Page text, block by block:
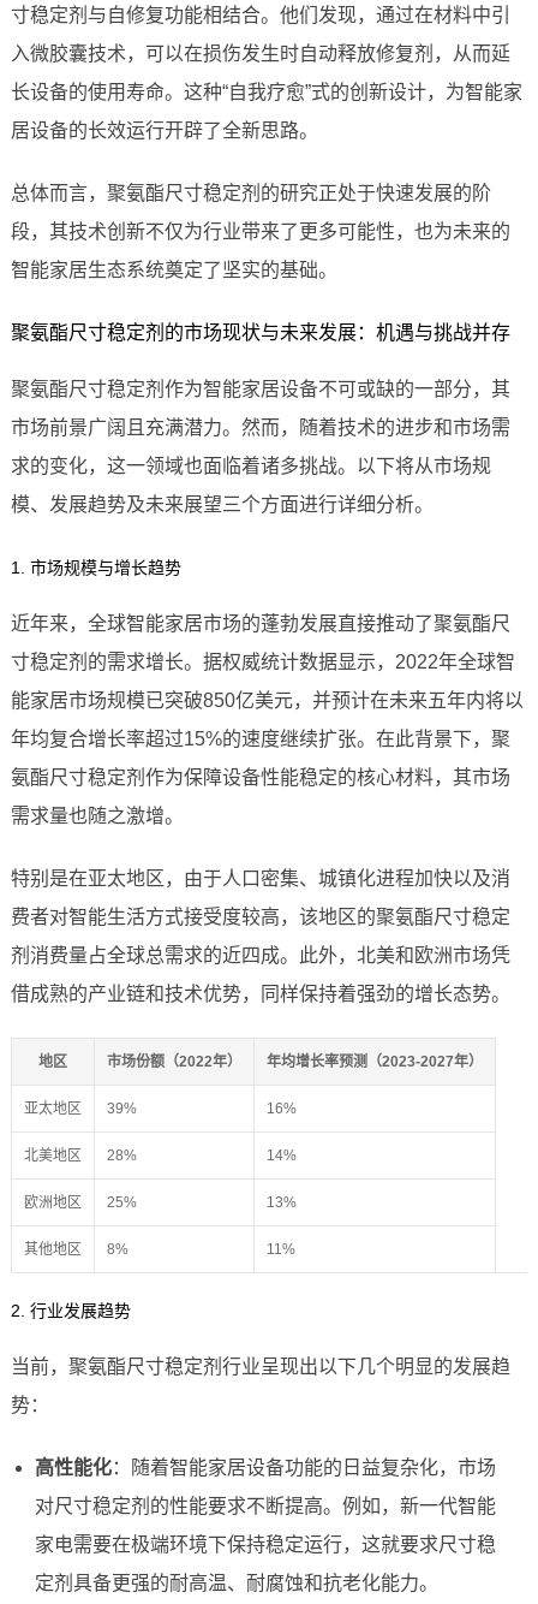
寸稳定剂与自修复功能相结合。他们发现，通过在材料中引
入微胶囊技术，可以在损伤发生时自动释放修复剂，从而延
长设备的使用寿命。这种“自我疗愈”式的创新设计，为智能家
居设备的长效运行开辟了全新思路。
总体而言，聚氨酯尺寸稳定剂的研究正处于快速发展的阶
段，其技术创新不仅为行业带来了更多可能性，也为未来的
智能家居生态系统奠定了坚实的基础。
聚氨酯尺寸稳定剂的市场现状与未来发展：机遇与挑战并存
聚氨酯尺寸稳定剂作为智能家居设备不可或缺的一部分，其
市场前景广阔且充满潜力。然而，随着技术的进步和市场需
求的变化，这一领域也面临着诸多挑战。以下将从市场规
模、发展趋势及未来展望三个方面进行详细分析。
1. 市场规模与增长趋势
近年来，全球智能家居市场的蓬勃发展直接推动了聚氨酯尺
寸稳定剂的需求增长。据权威统计数据显示，2022年全球智
能家居市场规模已突破850亿美元，并预计在未来五年内将以
年均复合增长率超过15%的速度继续扩张。在此背景下，聚
氨酯尺寸稳定剂作为保障设备性能稳定的核心材料，其市场
需求量也随之激增。
特别是在亚太地区，由于人口密集、城镇化进程加快以及消
费者对智能生活方式接受度较高，该地区的聚氨酯尺寸稳定
剂消费量占全球总需求的近四成。此外，北美和欧洲市场凭
借成熟的产业链和技术优势，同样保持着强劲的增长态势。
地区 市场份额（2022年） 年均增长率预测（2023-2027年）
亚太地区 39% 16%
北美地区 28% 14%
欧洲地区 25% 13%
其他地区 8% 11%
2. 行业发展趋势
当前，聚氨酯尺寸稳定剂行业呈现出以下几个明显的发展趋
势：
高性能化：随着智能家居设备功能的日益复杂化，市场
对尺寸稳定剂的性能要求不断提高。例如，新一代智能
家电需要在极端环境下保持稳定运行，这就要求尺寸稳
定剂具备更强的耐高温、耐腐蚀和抗老化能力。